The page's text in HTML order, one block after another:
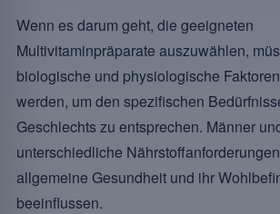
Wenn es darum geht, die geeigneten
Multivitaminpräparate auszuwählen,
biologische und physiologische
werden, um den spezifischen
Geschlechts zu entsprechen. Männer
unterschiedliche
allgemeine Gesundheit und ihr
beeinflussen.